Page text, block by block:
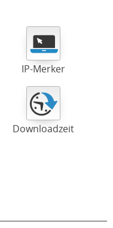
IP-Merker
Downloadzeit